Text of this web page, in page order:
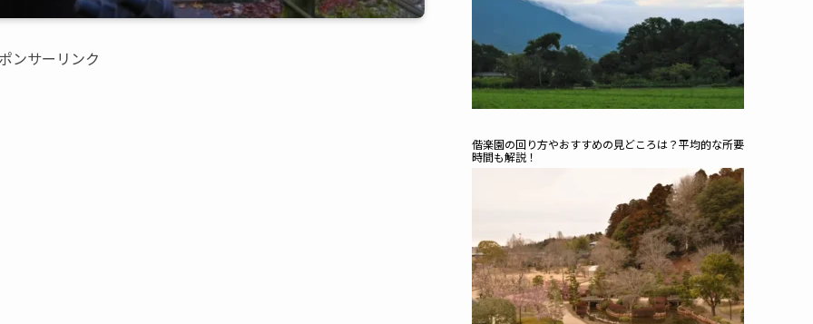
ンサーリンク
偕楽園の回り方やおすすめの見どころは？平均的な所要
時間も解説！